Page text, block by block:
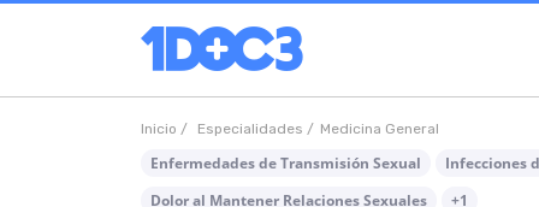
Inicio / Especialidades / Medicina General
Enfermedades de Transmisión Sexual
Infecciones
Dolor al Mantener Relaciones Sexuales
+1